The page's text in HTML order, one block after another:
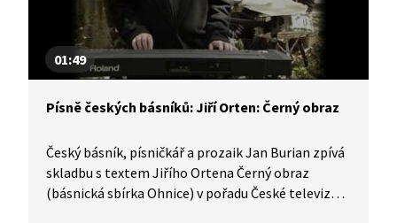
01:49
Písně českých básníků: Jiří Orten: Černý obraz
Český básník, písničkář a prozaik Jan Burian zpívá
skladbu s textem Jiřího Ortena Černý obraz
(básnická sbírka Ohnice) v pořadu České televize